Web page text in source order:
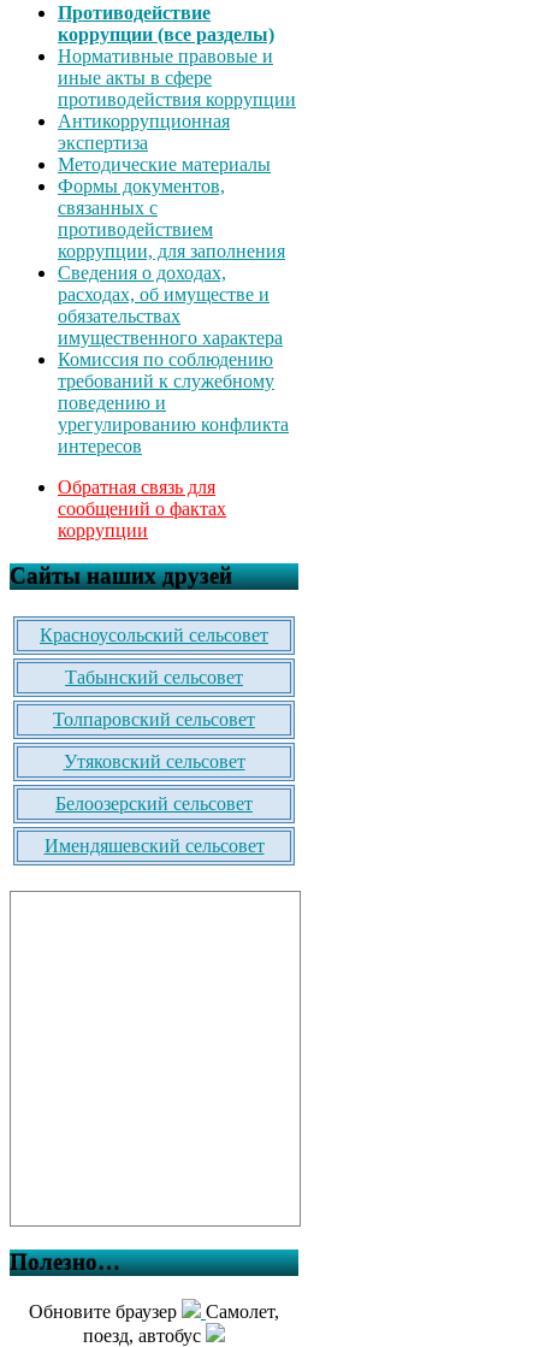
Противодействие
коррупции (все разделы)
Нормативные правовые и
иные акты в сфере
противодействия коррупции
Антикоррупционная
экспертиза
Методические материалы
Формы документов,
связанных с
противодействием
коррупции, для заполнения
Сведения о доходах,
расходах, об имуществе и
обязательствах
имущественного характера
Комиссия по соблюдению
требований к служебному
поведению и
урегулированию конфликта
интересов
Обратная связь для
сообщений о фактах
коррупции
Сайты наших друзей
Красноусольский сельсовет
Табынский сельсовет
Толпаровский сельсовет
Утяковский сельсовет
Белоозерский сельсовет
Имендяшевский сельсовет
Полезно…
Обновите браузер
Самолет,
поезд, автобус